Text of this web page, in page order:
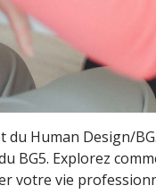
du Human Design/
BG5. Explorez
votre vie